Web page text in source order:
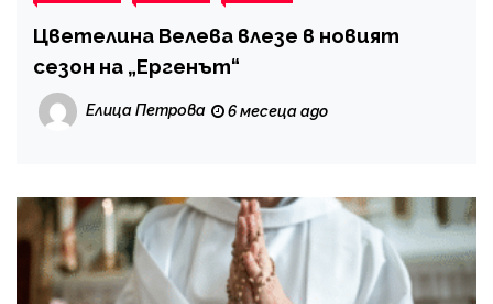
Цветелина Велева влезе в новият
сезон на „Ергенът“
Елица Петрова 6 месеца ago